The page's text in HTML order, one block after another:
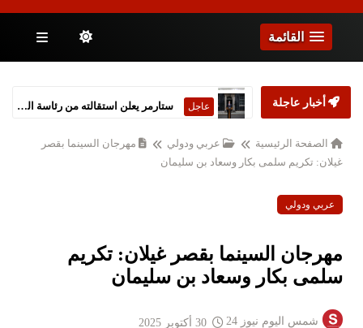
القائمة
أخبار عاجلة عاجل
الصفحة الرئيسية عربي ودولي
مهرجان السينما بقصر
غيلان: تكريم سلمى بكار وسعاد بن سليمان
عربي ودولي
مهرجان السينما بقصر غيلان: تكريم
سلمى بكار وسعاد بن سليمان
شمس اليوم نيوز 24